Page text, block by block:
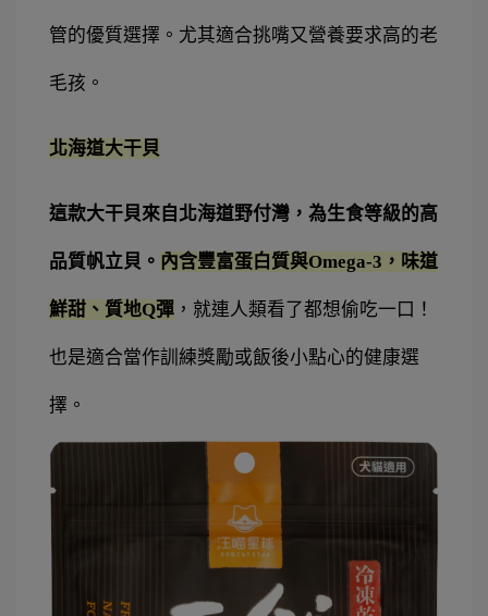
管的優質選擇。尤其適合挑嘴又營養要求高的老
毛孩。
北海道大干貝
這款大干貝來自北海道野付灣，為生食等級的高
品質帆立貝。 內含豐富蛋白質與Omega-3，味道
鮮甜、質地Q彈 ，就連人類看了都想偷吃一口！
也是適合當作訓練獎勵或飯後小點心的健康選
擇。